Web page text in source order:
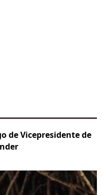
de Vicepresidente de